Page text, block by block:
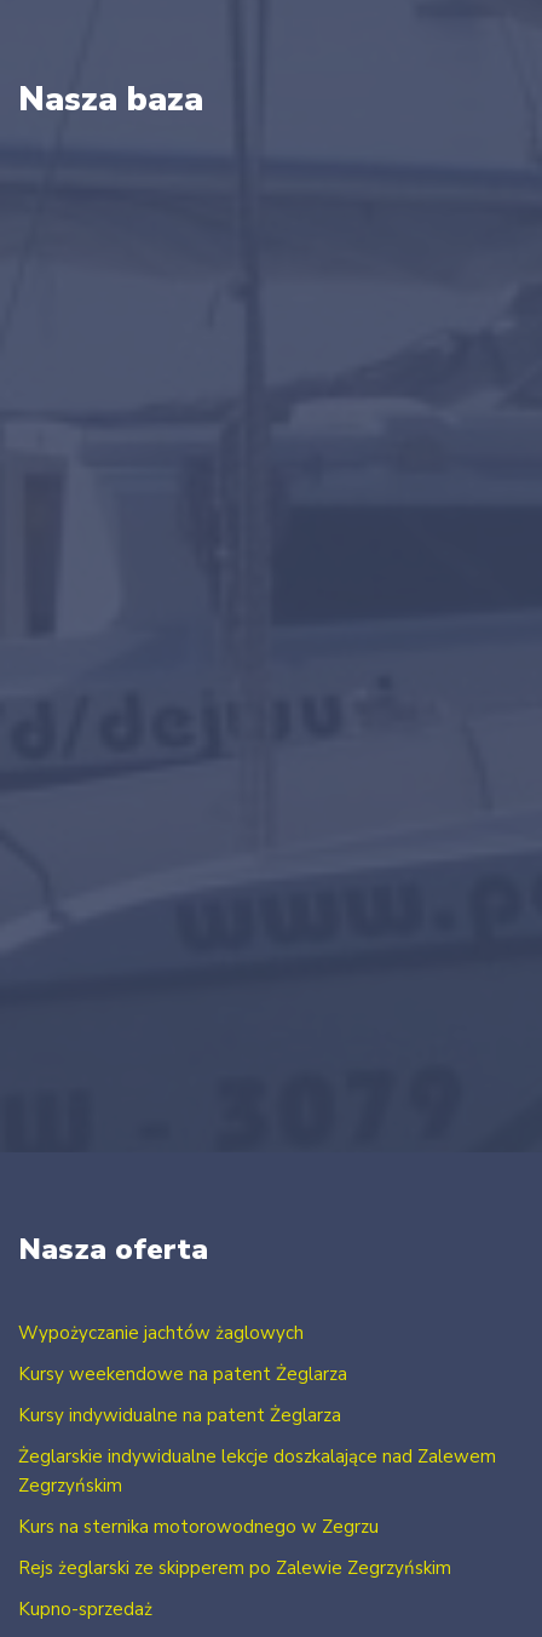
Nasza baza
Nasza oferta
Wypożyczanie jachtów żaglowych
Kursy weekendowe na patent Żeglarza
Kursy indywidualne na patent Żeglarza
Żeglarskie indywidualne lekcje doszkalające nad Zalewem
Zegrzyńskim
Kurs na sternika motorowodnego w Zegrzu
Rejs żeglarski ze skipperem po Zalewie Zegrzyńskim
Kupno-sprzedaż